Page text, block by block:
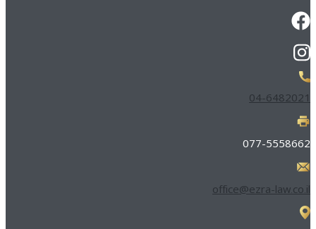
04-6482021
077-5558662
office@ezra-law.co.il